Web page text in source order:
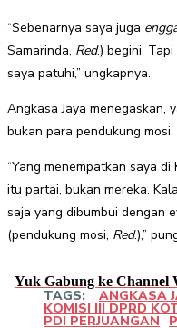
“Sebenarnya saya juga
Samarinda, Red.) begini.
saya patuhi,” ungkapnya.
Angkasa Jaya menegaskan,
bukan para pendukung mosi.
“Yang menempatkan saya di
itu partai, bukan mereka.
saja yang dibumbui dengan
(pendukung mosi, Red.),”
Yuk Gabung ke Channel
TAGS: ANGKASA
KOMISI III DPRD
PDI PERJUANGAN